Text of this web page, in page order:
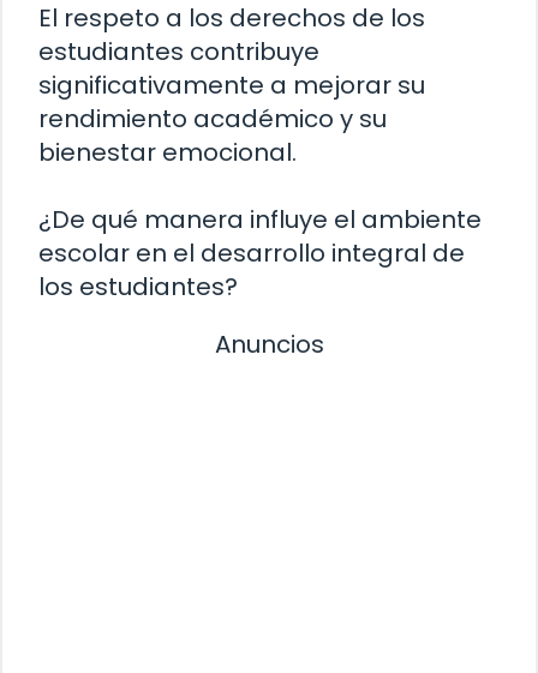
El respeto a los derechos de los
estudiantes contribuye
significativamente a mejorar su
rendimiento académico y su
bienestar emocional.
¿De qué manera influye el ambiente
escolar en el desarrollo integral de
los estudiantes?
Anuncios